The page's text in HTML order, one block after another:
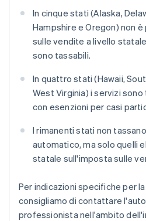
In cinque stati (Alaska,
Hampshire e Oregon) non
sulle vendite a livello
sono tassabili.
In quattro stati (Hawaii,
West Virginia) i servizi
con esenzioni per casi
I rimanenti stati non
automatico, ma solo quelli
statale sull'imposta sulle
Per indicazioni specifiche per
consigliamo di contattare
professionista nell'ambito